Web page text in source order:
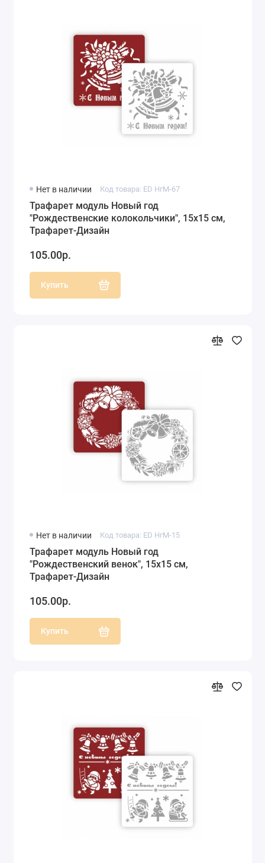
Нет в наличии Код товара: ED НгМ-67
Трафарет модуль Новый год
"Рождественские колокольчики", 15х15 см,
Трафарет-Дизайн
105.00р.
Купить
Нет в наличии Код товара: ED НгМ-15
Трафарет модуль Новый год
"Рождественский венок", 15х15 см,
Трафарет-Дизайн
105.00р.
Купить